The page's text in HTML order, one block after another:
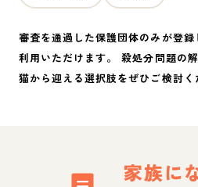
審査を通過した保護団体のみが登
利用いただけます。 殺処分問題の
猫から迎える選択肢をぜひご検討く
家族に